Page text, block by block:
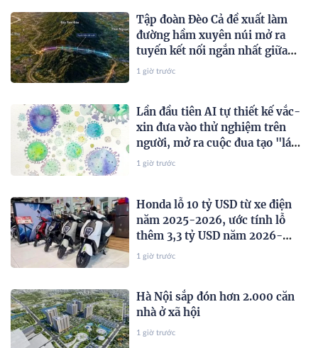
Tập đoàn Đèo Cả đề xuất làm
đường hầm xuyên núi mở ra
tuyến kết nối ngắn nhất giữa
vùng đất “đệ nhất danh trà” với
1 giờ trước
Lần đầu tiên AI tự thiết kế vắc-
xin đưa vào thử nghiệm trên
người, mở ra cuộc đua tạo "lá
chắn" chống đại dịch tương lai
1 giờ trước
Honda lỗ 10 tỷ USD từ xe điện
năm 2025-2026, ước tính lỗ
thêm 3,3 tỷ USD năm 2026-
2027
1 giờ trước
Hà Nội sắp đón hơn 2.000 căn
nhà ở xã hội
1 giờ trước